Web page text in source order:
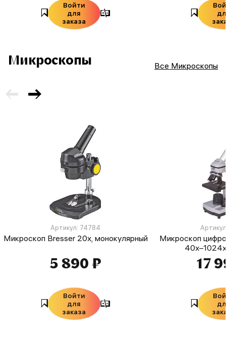
Войти
для
заказа
Микроскопы Все Микроскопы
Артикул: 74784
Микроскоп Bresser 20x, монокулярный
5 890 ₽
Войти
для
заказа
Микроскоп
17